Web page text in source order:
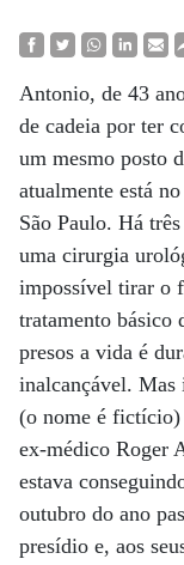
Antonio, de 43
de cadeia por ter
um mesmo posto
atualmente está
São Paulo. Há
uma cirurgia
impossível tirar o
tratamento básico
presos a vida é
inalcançável. Mas
(o nome é fictício)
ex-médico Roger
estava
outubro do ano
presídio e, aos